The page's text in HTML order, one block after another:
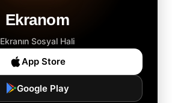
Ekranom
Ekranın Sosyal Hali
App Store
Google Play